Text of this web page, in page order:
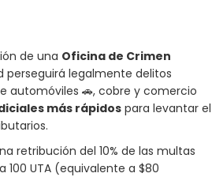
de una Oficina de Crimen
perseguirá legalmente delitos
automóviles 🚗, cobre y comercio
más rápidos para levantar el
retribución del 10% de las multas
UTA (equivalente a $80